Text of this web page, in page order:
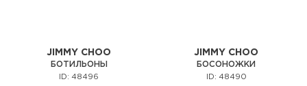
JIMMY CHOO
БОТИЛЬОНЫ
ID: 48496
JIMMY CHOO
БОСОНОЖКИ
ID: 48490